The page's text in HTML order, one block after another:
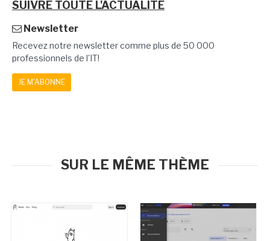
SUIVRE TOUTE L'ACTUALITÉ
Newsletter
Recevez notre newsletter comme plus de 50 000
professionnels de l'IT!
JE M'ABONNE
SUR LE MÊME THÈME